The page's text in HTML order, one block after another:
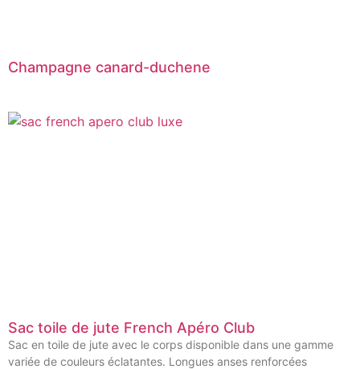
Champagne canard-duchene
Sac toile de jute French Apéro Club
Sac en toile de jute avec le corps disponible dans une gamme
variée de couleurs éclatantes. Longues anses renforcées